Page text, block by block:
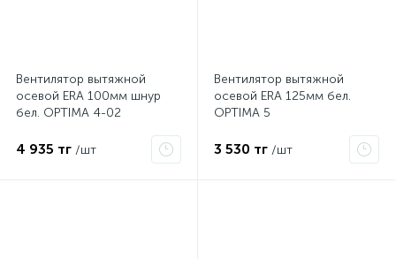
Вентилятор вытяжной
осевой ERA 100мм шнур
бел. OPTIMA 4-02
4 935 тг /шт
Вентилятор вытяжной
осевой ERA 125мм бел.
OPTIMA 5
3 530 тг /шт